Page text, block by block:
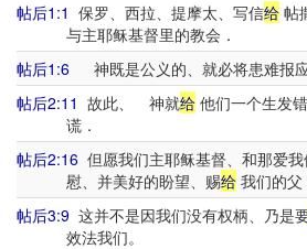
帖后1:1 保罗、西拉、提摩太、写信给 帖
与主耶稣基督里的教会．
帖后1:6 神既是公义的、就必将患难报
帖后2:11 故此、 神就给 他们一个生发
谎．
帖后2:16 但愿我们主耶稣基督、和那爱
慰、并美好的盼望、赐给我们的父
帖后3:9 这并不是因我们没有权柄、乃是
效法我们。